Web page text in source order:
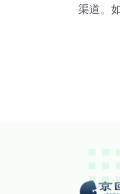
渠道。